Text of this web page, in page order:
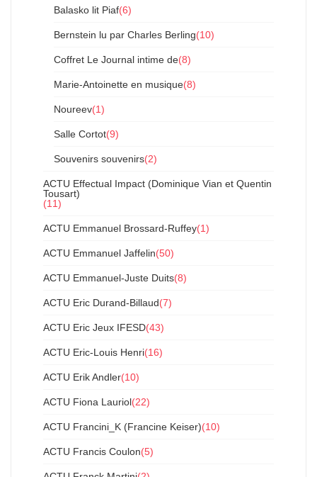
Balasko lit Piaf(6)
Bernstein lu par Charles Berling(10)
Coffret Le Journal intime de(8)
Marie-Antoinette en musique(8)
Noureev(1)
Salle Cortot(9)
Souvenirs souvenirs(2)
ACTU Effectual Impact (Dominique Vian et Quentin
Tousart)
(11)
ACTU Emmanuel Brossard-Ruffey(1)
ACTU Emmanuel Jaffelin(50)
ACTU Emmanuel-Juste Duits(8)
ACTU Eric Durand-Billaud(7)
ACTU Eric Jeux IFESD(43)
ACTU Eric-Louis Henri(16)
ACTU Erik Andler(10)
ACTU Fiona Lauriol(22)
ACTU Francini_K (Francine Keiser)(10)
ACTU Francis Coulon(5)